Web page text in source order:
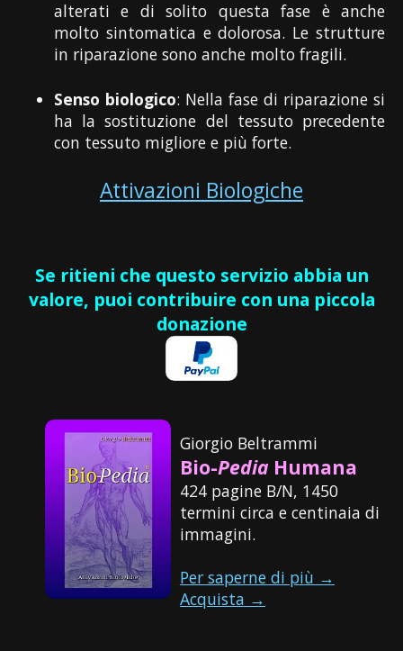
alterati e di solito questa fase è anche
molto sintomatica e dolorosa. Le strutture
in riparazione sono anche molto fragili.
Senso biologico: Nella fase di riparazione si
ha la sostituzione del tessuto precedente
con tessuto migliore e più forte.
Attivazioni Biologiche
Se ritieni che questo servizio abbia un
valore, puoi contribuire con una piccola
donazione
Giorgio Beltrammi
Bio-Pedia Humana
424 pagine B/N, 1450
termini circa e centinaia di
immagini.
Per saperne di più →
Acquista →